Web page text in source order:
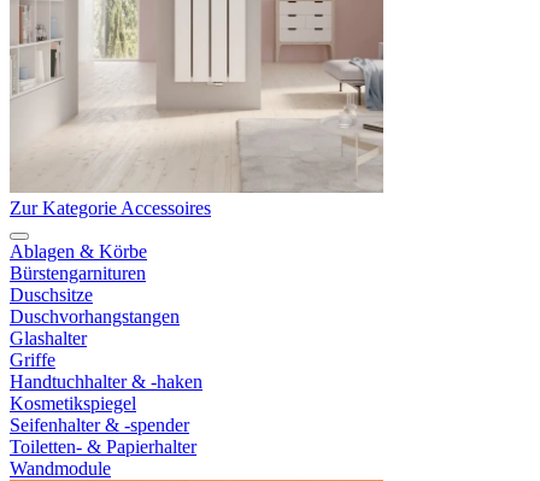
Zur Kategorie Accessoires
Ablagen & Körbe
Bürstengarnituren
Duschsitze
Duschvorhangstangen
Glashalter
Griffe
Handtuchhalter & -haken
Kosmetikspiegel
Seifenhalter & -spender
Toiletten- & Papierhalter
Wandmodule